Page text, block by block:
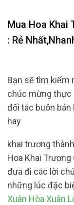
Mua Hoa Khai
: Rẻ
Bạn sẽ tìm kiếm
chúc mừng thực
đối tác buôn bán
hay
khai trương
Hoa Khai
đưa đi các lời
những lúc đặc
Xuân Hòa Xuân